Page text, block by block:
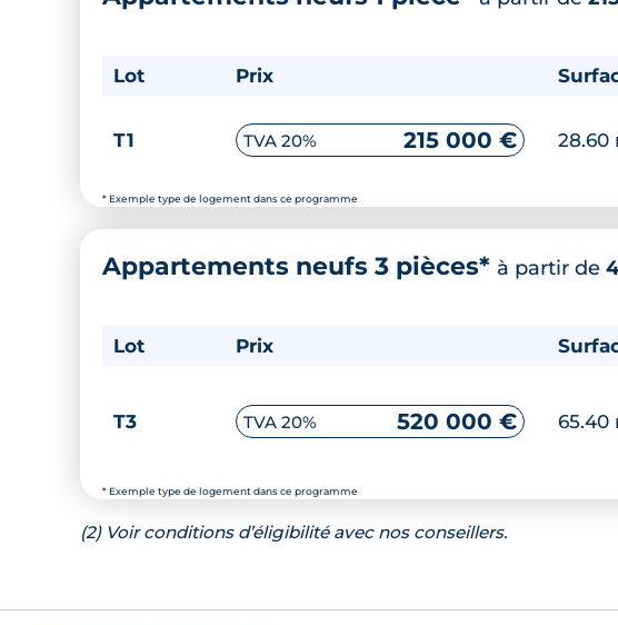
* Exemple type de logement dans ce programme
Lot Prix
T1 TVA 20% 215 000 € 28.60
Appartements neufs 3 pièces* à partir de
* Exemple type de logement dans ce programme
Lot Prix
T3 TVA 20% 520 000 € 65.40
(2) Voir conditions d’éligibilité avec nos conseillers.